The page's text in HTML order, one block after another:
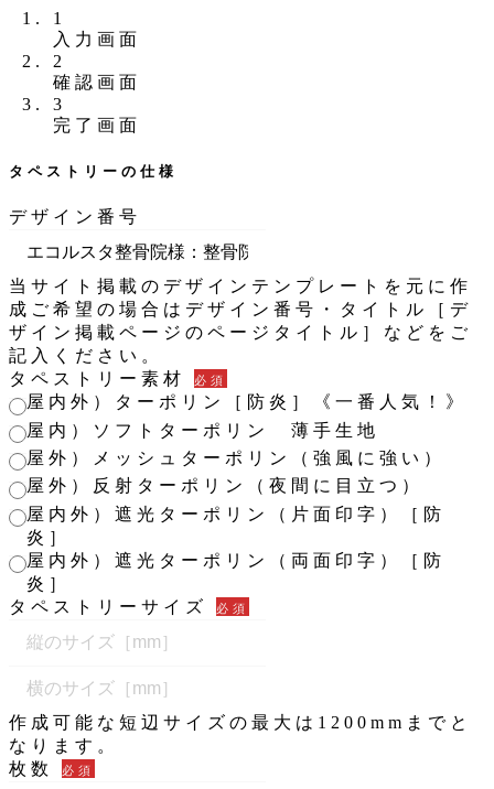
1
入力画面
て
画
で
す。
2
確認画面
さ
い
る
画
面
で
す。
3
完了画面
表
れ
て
い
る
画
面
で
す。
タペストリーの仕様
デザイン番号
当サイト掲載のデザインテンプレートを元に作
成ご希望の場合はデザイン番号・タイトル［デ
ザイン掲載ページのページタイトル］などをご
記入ください。
タペストリー素材
必須
屋内外）ターポリン［防炎］《一番人気！》
屋内）ソフトターポリン 薄手生地
屋外）メッシュターポリン（強風に強い）
屋外）反射ターポリン（夜間に目立つ）
屋内外）遮光ターポリン（片面印字）［防
炎］
屋内外）遮光ターポリン（両面印字）［防
炎］
タペストリーサイズ
必須
作成可能な短辺サイズの最大は1200mmまでと
なります。
枚数
必須